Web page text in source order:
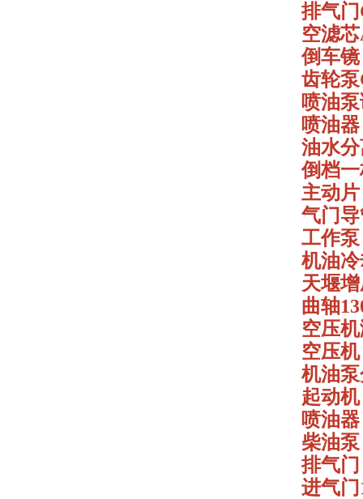
排气门
空滤芯
倒车镜
齿轮泵
喷油
喷油
油水分
倒档一
主动片
气门导
工作
机油冷
天堰增
曲轴
空压机
空压机
机油泵
起动机
喷油器
柴油泵
排气门
进气门